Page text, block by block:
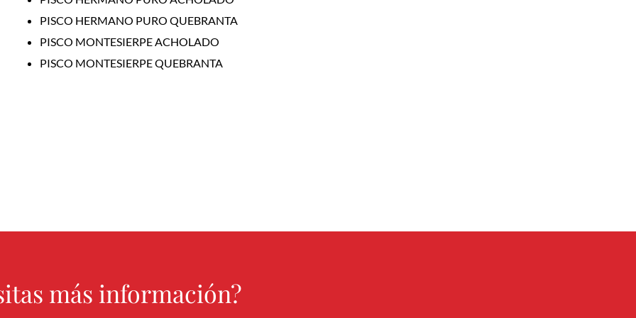
PISCO HERMANO PURO QUEBRANTA
PISCO MONTESIERPE ACHOLADO
PISCO MONTESIERPE QUEBRANTA
más información?